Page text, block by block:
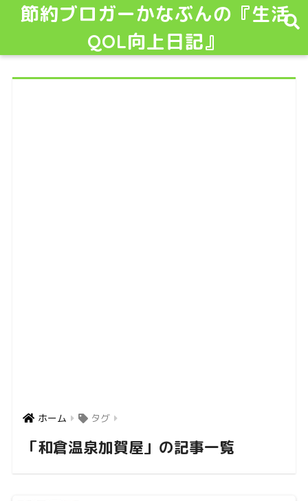
節約ブロガーかなぶんの『生活
QOL向上日記』
ホーム タグ
「和倉温泉加賀屋」の記事一覧